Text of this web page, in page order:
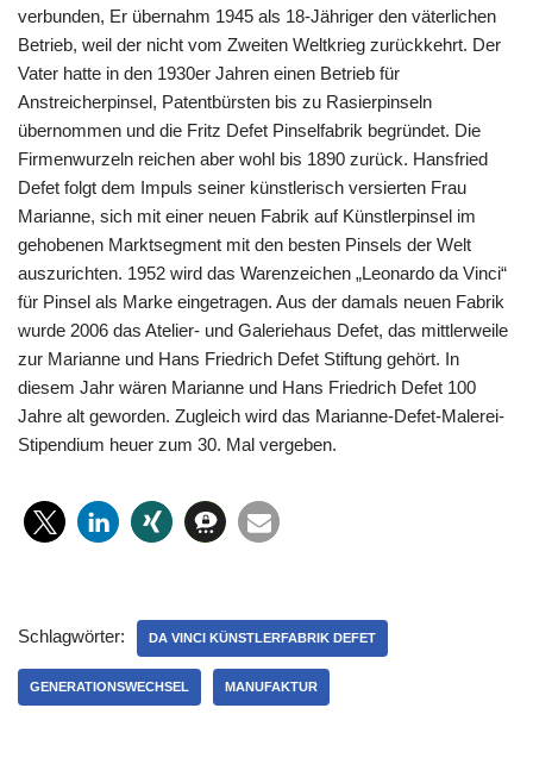
verbunden, Er übernahm 1945 als 18-Jähriger den väterlichen
Betrieb, weil der nicht vom Zweiten Weltkrieg zurückkehrt. Der
Vater hatte in den 1930er Jahren einen Betrieb für
Anstreicherpinsel, Patentbürsten bis zu Rasierpinseln
übernommen und die Fritz Defet Pinselfabrik begründet. Die
Firmenwurzeln reichen aber wohl bis 1890 zurück. Hansfried
Defet folgt dem Impuls seiner künstlerisch versierten Frau
Marianne, sich mit einer neuen Fabrik auf Künstlerpinsel im
gehobenen Marktsegment mit den besten Pinsels der Welt
auszurichten. 1952 wird das Warenzeichen „Leonardo da Vinci“
für Pinsel als Marke eingetragen. Aus der damals neuen Fabrik
wurde 2006 das Atelier- und Galeriehaus Defet, das mittlerweile
zur Marianne und Hans Friedrich Defet Stiftung gehört. In
diesem Jahr wären Marianne und Hans Friedrich Defet 100
Jahre alt geworden. Zugleich wird das Marianne-Defet-Malerei-
Stipendium heuer zum 30. Mal vergeben.
Schlagwörter: DA VINCI KÜNSTLERFABRIK DEFET
GENERATIONSWECHSEL MANUFAKTUR